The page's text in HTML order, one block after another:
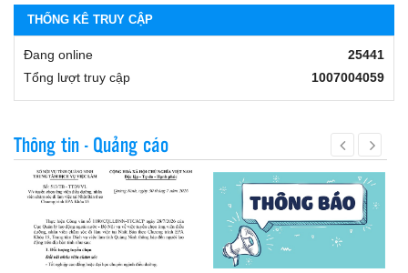
THỐNG KÊ TRUY CẬP
Đang online
25441
Tổng lượt truy cập
1007004059
Thông tin - Quảng cáo